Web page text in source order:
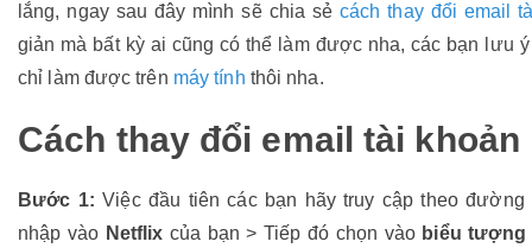
lắng, ngay sau đây mình sẽ chia sẻ cách thay đổi email
giản mà bất kỳ ai cũng có thể làm được nha, các bạn lưu
chỉ làm được trên máy tính thôi nha.
Cách thay đổi email tài
Bước 1:Việc đầu tiên các bạn hãy truy cập theo
nhập vào Netflix của bạn > Tiếp đó chọn vào biểu tượng